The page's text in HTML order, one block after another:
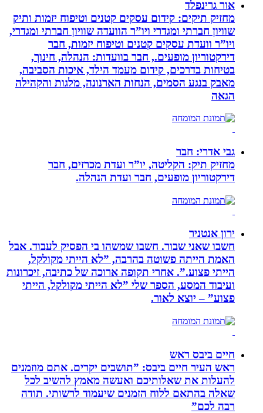
אור גרינפלד
מחזיק תיקים: קידום עסקים קטנים וטיפוח יזמות ותיק
שוויון חברתי ומגדרי ויו”ר הוועדה שוויון חברתי ומגדרי,
ויו”ר וועדת עסקים קטנים וטיפוח יזמות, חבר
דירקטוריון מופעים., חבר בוועדות: הנהלה, חינוך,
בטיחות בדרכים, קידום מעמד הילד, איכות הסביבה,
מאבק בנגע הסמים, הנחות הארנונה, מלגות והקהילה
גבי אדרי: חבר
מחזיק תיק: הקליטה, יו”ר ועדת מכרזים, חבר
דירקטוריון מופעים, חבר ועדת הנהלה.
ירון אנטניר
חשבו שאני שבור. חשבו שמשהו בי הפסיק לעבוד. אבל
האמת הייתה פשוטה בהרבה, ”לא הייתי מקולקל,
הייתי פצוע.”. אחרי תקופה ארוכה של כתיבה, זיכרונות
ועיבוד המסע, הספר שלי ”לא הייתי מקולקל, הייתי
פצוע” – יוצא לאור.
חיים ביבס ראש
ראש העיר חיים ביבס: ”תושבים יקרים. אתם מוזמנים
להעלות את שאלותיכם ואעשה מאמץ להשיב לכל
שאלה בהתאם ללוח הזמנים שיעמוד לרשותי. תודה
רבה לכם”